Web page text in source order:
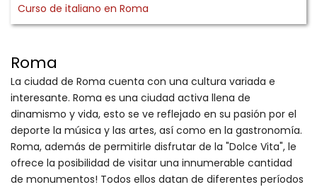
Curso de italiano en Roma
Roma
La ciudad de Roma cuenta con una cultura variada e
interesante. Roma es una ciudad activa llena de
dinamismo y vida, esto se ve reflejado en su pasión por el
deporte la música y las artes, así como en la gastronomía.
Roma, además de permitirle disfrutar de la "Dolce Vita", le
ofrece la posibilidad de visitar una innumerable cantidad
de monumentos! Todos ellos datan de diferentes períodos